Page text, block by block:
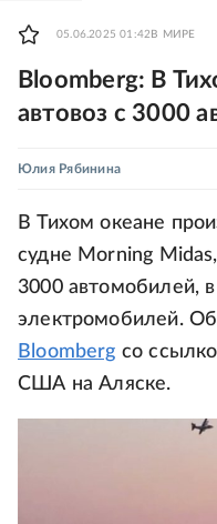
05.06.2025 01:42 В МИРЕ
Bloomberg: В
автовоз с 3000
Юлия Рябинина
В Тихом океане
судне Morning
3000 автомобилей,
электромобилей.
Bloomberg со
США на Аляске.